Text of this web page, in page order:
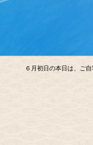
６月初日の本日は、ご